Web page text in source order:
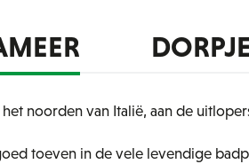
noorden van Italië, aan de
toeven in de vele levendige